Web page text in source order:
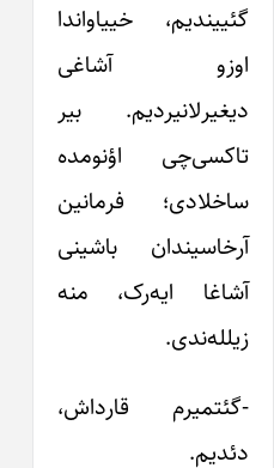
گئییندیم، خییاواندا
اوزو آشاغی
دیغیرلانیردیم. بیر
تاکسی‌چی اؤنومده
ساخلادی؛ فرمانین
آرخاسیندان باشینی
آشاغا ایه‌ر‌ک، منه
زیلله‌ندی.
-گئتمیر‌م قارداش،
دئدیم.